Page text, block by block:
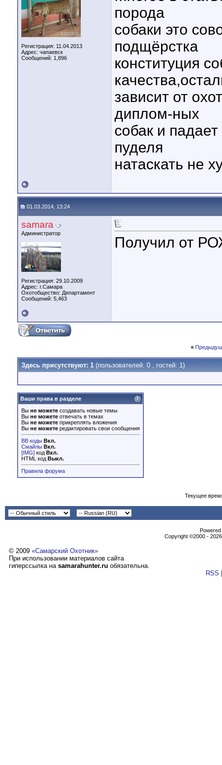
Регистрация: 11.04.2013
Адрес: чапаевск
Сообщений: 1,896
порода
собаки это
подщёрстка
конституция
зависит от
диплом-ных
собак и
пуделя
натаскать не
01.03.2014, 13:24
samara
Администратор
Регистрация: 29.10.2009
Адрес: г.Самара
Охотобщество: Департамент
Сообщений: 5,463
Получил от
«
Здесь присутствуют: 1 (пользователей: 0 , гостей: 1)
Ваши права в разделе
Вы не можете создавать новые темы
Вы не можете отвечать в темах
Вы не можете прикреплять вложения
Вы не можете редактировать свои сообщения
BB коды Вкл.
Смайлы Вкл.
[IMG] код Вкл.
HTML код Выкл.
Правила форума
Текущее
Copyright ©2000 -
© 2009 «Самарский Охотник»
При использовании материалов сайта
гиперссылка на samarahunter.ru обязательна.
RSS